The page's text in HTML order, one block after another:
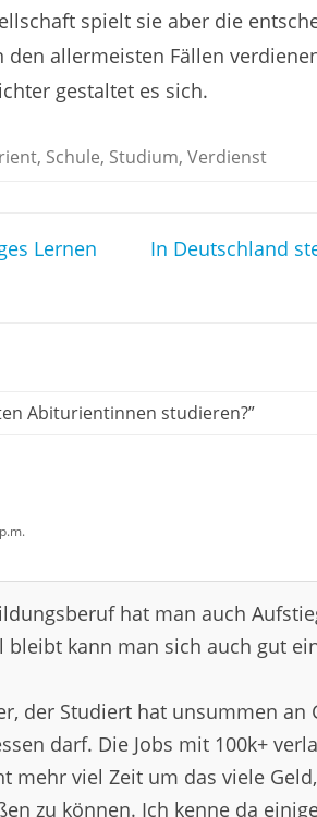
spielt sie aber die
allermeisten Fällen
gestaltet es sich.
, Schule, Studium, Verdienst
Lernen
In Deutschland
Abiturientinnen studieren?”
hat man auch
kann man sich auch gut
der Studiert hat unsummen an
darf. Die Jobs mit 100k+
mehr viel Zeit um das viele
zu können. Ich kenne da